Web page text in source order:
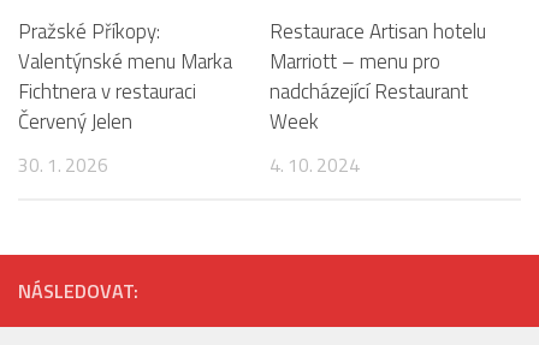
Pražské Příkopy:
Valentýnské menu Marka
Fichtnera v restauraci
Červený Jelen
30. 1. 2026
Restaurace Artisan hotelu
Marriott – menu pro
nadcházející Restaurant
Week
4. 10. 2024
NÁSLEDOVAT: